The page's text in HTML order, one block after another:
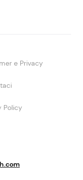
e Privacy
Policy